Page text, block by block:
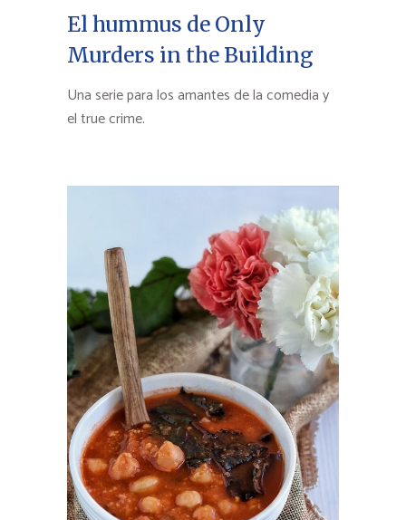
El hummus de Only
Murders in the Building
Una serie para los amantes de la comedia y
el true crime.